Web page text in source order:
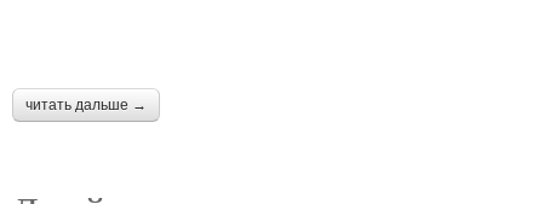
читать дальше →